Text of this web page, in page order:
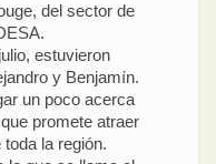
del sector de
estuvieron
y Benjamín.
un poco acerca
promete atraer
la región.